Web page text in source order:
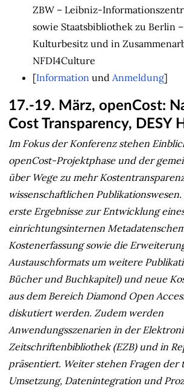
ZBW – Leibniz-
sowie Staatsbibliothek zu Berlin
Kulturbesitz und in
NFDI4Culture
[Information und Anmeldung]
17.-19. März, openCost:
Cost Transparency, DESY
Im Fokus der Konferenz stehen
openCost-Projektphase und der
über Wege zu mehr
wissenschaftlichen Publikationswesen.
erste Ergebnisse zur Entwicklung
einrichtungsinternen
Kostenerfassung sowie die
Austauschformats um weitere
Bücher und Buchkapitel) und neue
aus dem Bereich Diamond Open
diskutiert werden. Zudem werden
Anwendungsszenarien in der
Zeitschriftenbibliothek (EZB) und in
präsentiert. Weiter stehen Fragen der
Umsetzung, Datenintegration und